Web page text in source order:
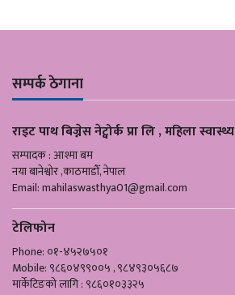
सम्पर्क ठेगाना
राइट पाथ बिज्नेस नेट्वोर्क प्रा लि , महिला स्वास्थ्य
सम्पादक : आश्मा बम
नया बानेश्वोर ,काठमाडौँ, नेपाल
Email:mahilaswasthya01@gmail.com
टेलिफोन
Phone: ०१-४५२७५०१
Mobile: ९८६०४९९००५ , ९८४९३०५६८७
मार्केटिङको लागि : ९८६०१०३३२५